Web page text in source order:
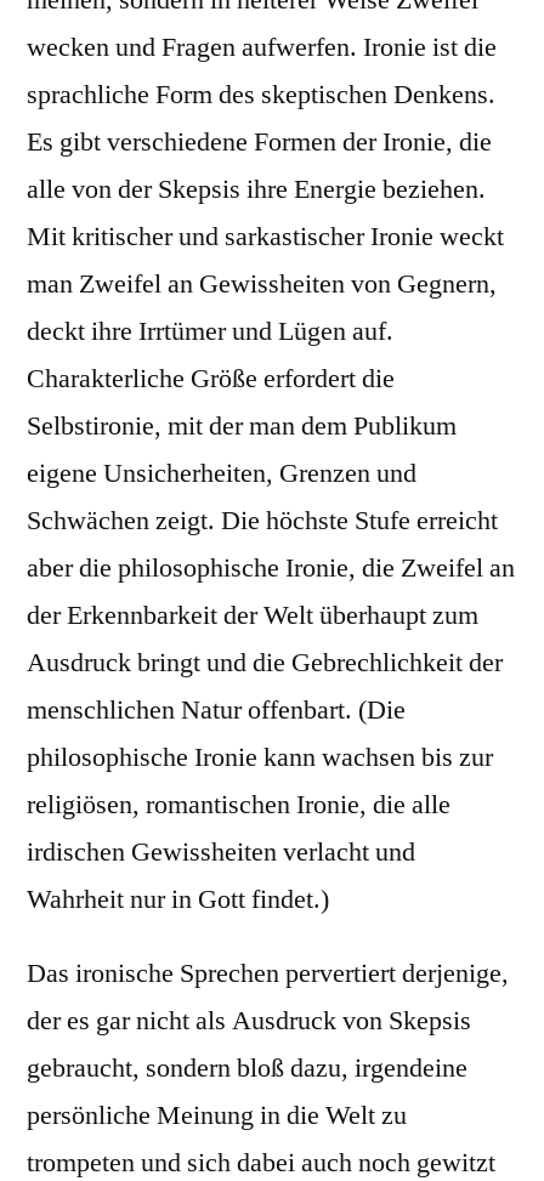
wecken und Fragen aufwerfen. Ironie ist die
sprachliche Form des skeptischen Denkens.
Es gibt verschiedene Formen der Ironie, die
alle von der Skepsis ihre Energie beziehen.
Mit kritischer und sarkastischer Ironie weckt
man Zweifel an Gewissheiten von Gegnern,
deckt ihre Irrtümer und Lügen auf.
Charakterliche Größe erfordert die
Selbstironie, mit der man dem Publikum
eigene Unsicherheiten, Grenzen und
Schwächen zeigt. Die höchste Stufe erreicht
aber die philosophische Ironie, die Zweifel an
der Erkennbarkeit der Welt überhaupt zum
Ausdruck bringt und die Gebrechlichkeit der
menschlichen Natur offenbart. (Die
philosophische Ironie kann wachsen bis zur
religiösen, romantischen Ironie, die alle
irdischen Gewissheiten verlacht und
Wahrheit nur in Gott findet.)
Das ironische Sprechen pervertiert derjenige,
der es gar nicht als Ausdruck von Skepsis
gebraucht, sondern bloß dazu, irgendeine
persönliche Meinung in die Welt zu
trompeten und sich dabei auch noch gewitzt